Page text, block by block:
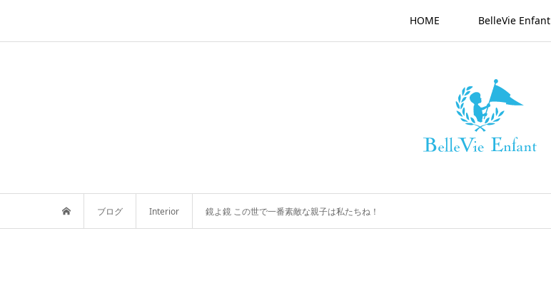
HOME BelleVie Enfant
ブログ Interior 鏡よ鏡 この世で一番素敵な親子は私たちね！